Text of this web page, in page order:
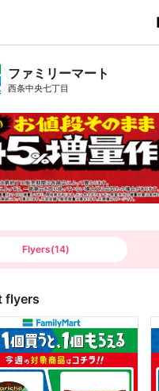
ファミリーマート
西条中央七丁目
Flyers(14)
flyers